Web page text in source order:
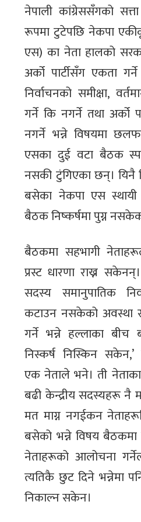
नेपाली कांग्रेससँगको
रूपमा टुटेपछि नेकपा
एस) का नेता हालको
अर्को पार्टीसँग एकता
निर्वाचनको समीक्षा,
गर्ने कि नगर्ने तथा अर्को
नगर्ने भन्ने विषयमा
एसका दुई वटा बैठक
नसकी टुंगिएका छन्। यिनै
बसेका नेकपा एस स्थायी
बैठक निष्कर्षमा पुग्न
बैठकमा सहभागी
प्रस्ट धारणा राख्न सकेनन्।
सदस्य समानुपातिक
कटाउन नसकेको अवस्था र
गर्ने भन्ने हल्लाका
निस्कर्ष निस्किन
एक नेताले भने। ती
बढी केन्द्रीय सदस्यहरू नै
मत माग्न नगईकन
बसेको भन्ने विषय बैठकमा
नेताहरूको आलोचना
त्यतिकै छुट दिने भन्नेमा
निकाल्न सकेन।